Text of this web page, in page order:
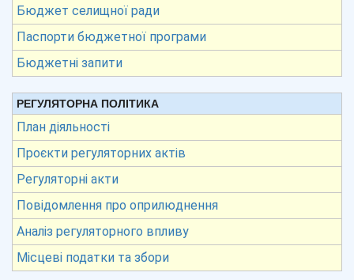
Бюджет селищної ради
Паспорти бюджетної програми
Бюджетні запити
РЕГУЛЯТОРНА ПОЛІТИКА
План діяльності
Проєкти регуляторних актів
Регуляторні акти
Повідомлення про оприлюднення
Аналіз регуляторного впливу
Місцеві податки та збори